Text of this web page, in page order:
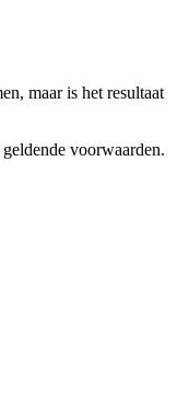
maar is het resultaat
voorwaarden.